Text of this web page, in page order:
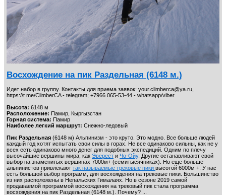
Восхождение на пик Раздельная (6148 м.)
Идет набор в группу. Контакты для приема заявок: your.climberca@ya.ru,
https://t.me/ClimberCA - telegram; +7966 065-53-44 - whatsapp/viber.
Высота: 6148 м
Расположение: Памир, Кыргызстан
Горная система: Памир
Наиболее легкий маршрут: Снежно-ледовый
Пик Раздельная (6148 м) Альпинизм - это круто. Это модно. Все больше людей
каждый год хотят испытать свои силы в горах. Не все одинаково сильны, как не у
всех есть одинаково много денег для подобных экспедиций. Одним по плечу
высочайшие вершины мира, как Эверест и Чо-Ойу. Другие останавливают свой
выбор на знаменитых вершинах 7000м+ (семитысячниках). Но еще больше
альпинистов привлекают так называемые трековые пики высотой 6000м +. У нас
есть большой выбор программ, для восхождения на трековые пики. Большинство
из них расположены в Непальских Гималаях. Но в сезоне 2019 самой
продаваемой программой восхождения на трековый пик стала программа
восхождения на пик Раздельная (6148 м.). Почему? ...